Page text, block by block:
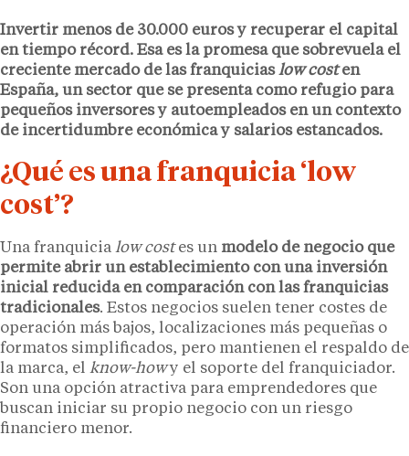
Invertir menos de 30.000 euros y recuperar el capital
en tiempo récord. Esa es la promesa que sobrevuela el
creciente mercado de las franquiciaslow cost en
España, un sector que se presenta como refugio para
pequeños inversores y autoempleados en un contexto
de incertidumbre económica y salarios estancados.
¿Qué es una franquicia ‘low
cost’?
Una franquicia low costes un modelo de negocio que
permite abrir un establecimiento con una inversión
inicial reducida en comparación con las franquicias
tradicionales. Estos negocios suelen tener costes de
operación más bajos, localizaciones más pequeñas o
formatos simplificados, pero mantienen el respaldo de
la marca, el know-howy el soporte del franquiciador.
Son una opción atractiva para emprendedores que
buscan iniciar su propio negocio con un riesgo
financiero menor.